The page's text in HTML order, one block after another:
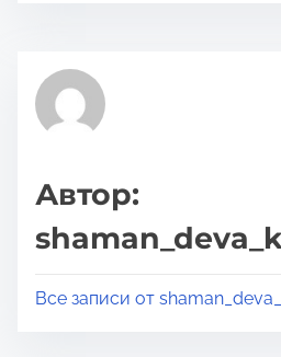
с
я
о
й
а
л
я
о
ч
е
Автор:
Все записи от